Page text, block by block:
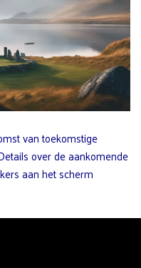
van toekomstige
over de aankomende
aan het scherm